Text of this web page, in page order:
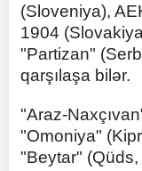
(Sloveniya),
1904
"Partizan"
qarşılaşa bilər.
"Araz-
"Omoniya"
"Beytar" (Qüds,